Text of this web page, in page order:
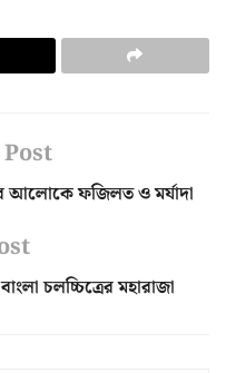
ফজিলত ও মর্যাদা
চলচ্চিত্রের মহারাজা